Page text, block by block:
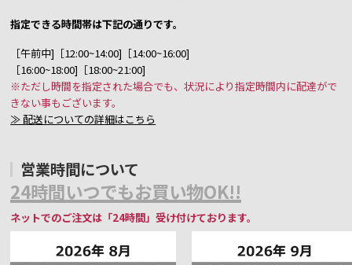
指定できる時間帯は下記の通りです。
［午前中]［12:00~14:00]［14:00~16:00]
［16:00~18:00]［18:00~21:00]
※ただし時間を指定された場合でも、状況により指定時間内に配達がで
きない事もございます。
≫ 配送についての詳細はこちら
営業時間について
24時間いつでもお買い物OK!!
ネットでのご注文は「24時間」受け付けております。